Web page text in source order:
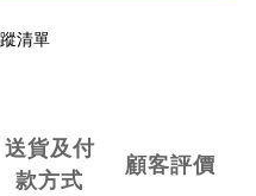
清單
送貨及付
款方式
顧客評價